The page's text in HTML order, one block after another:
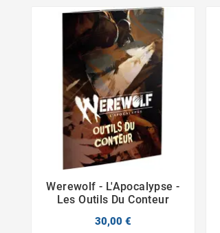
 
Werewolf - L'Apocalypse -
Les Outils Du Conteur
30,00 €